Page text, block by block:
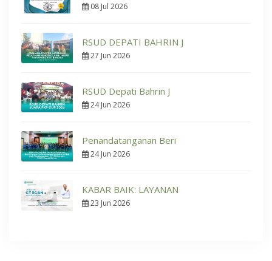
08 Jul 2026
RSUD DEPATI BAHRIN J
27 Jun 2026
RSUD Depati Bahrin J
24 Jun 2026
Penandatanganan Beri
24 Jun 2026
KABAR BAIK: LAYANAN
23 Jun 2026